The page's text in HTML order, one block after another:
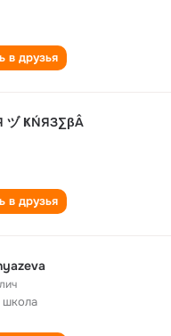
в друзья
ヅ ҜŃЯЗ∑βÂ
в друзья
школа